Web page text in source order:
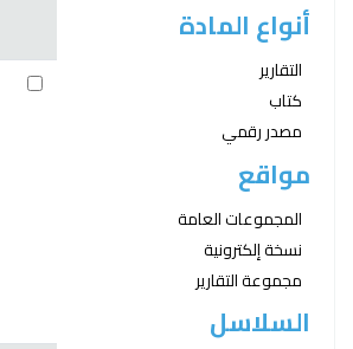
أنواع المادة
التقارير
كتاب
مصدر رقمي
مواقع
المجموعات العامة
نسخة إلكترونية
مجموعة التقارير
السلاسل